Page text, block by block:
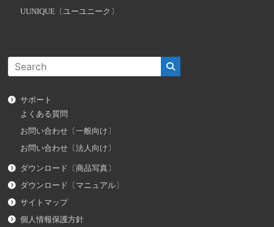
UUNIQUE〔ユーユニーク〕
サポート
よくある質問
お問い合わせ〔一般向け〕
お問い合わせ〔法人向け〕
ダウンロード〔商品写真〕
ダウンロード〔マニュアル〕
サイトマップ
個人情報保護方針